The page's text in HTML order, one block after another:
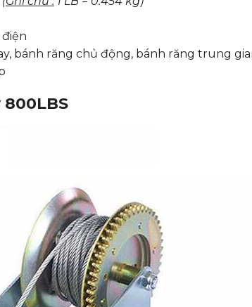
bánh răng chủ động, bánh răng trung